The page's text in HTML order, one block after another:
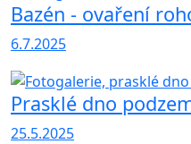
Bazén - ovaření
6.7.2025
Prasklé dno
25.5.2025